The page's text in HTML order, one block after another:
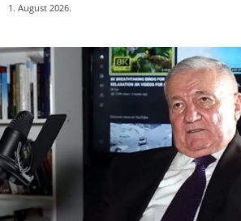
1. August 2026.